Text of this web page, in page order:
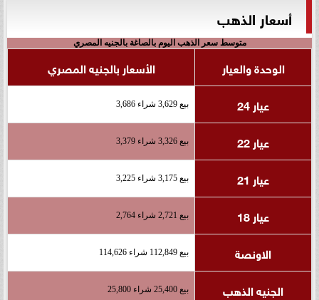
أسعار الذهب
متوسط سعر الذهب اليوم بالصاغة بالجنيه المصري
الوحدة والعيار
الأسعار بالجنيه المصري
عيار 24
بيع 3,629 شراء 3,686
عيار 22 بيع 3,326 شراء 3,379
عيار 21 بيع 3,175 شراء 3,225
عيار 18 بيع 2,721 شراء 2,764
الاونصة بيع 112,849 شراء 114,626
الجنيه الذهب بيع 25,400 شراء 25,800